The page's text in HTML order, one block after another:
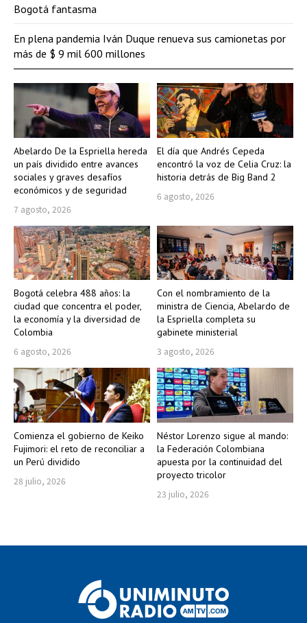
Abelardo De la Espriella hereda
un país dividido entre avances
sociales y graves desafíos
económicos y de seguridad
7 agosto, 2026
El día que Andrés Cepeda
encontró la voz de Celia Cruz: la
historia detrás de Big Band 2
6 agosto, 2026
Bogotá celebra 488 años: la
ciudad que concentra el poder,
la economía y la diversidad de
Colombia
6 agosto, 2026
Con el nombramiento de la
ministra de Ciencia, Abelardo de
la Espriella completa su
gabinete ministerial
3 agosto, 2026
Comienza el gobierno de Keiko
Fujimori: el reto de reconciliar a
un Perú dividido
28 julio, 2026
Néstor Lorenzo sigue al mando:
la Federación Colombiana
apuesta por la continuidad del
proyecto tricolor
23 julio, 2026
Bogotá fantasma
En plena pandemia Iván Duque renueva sus camionetas por
más de $ 9 mil 600 millones